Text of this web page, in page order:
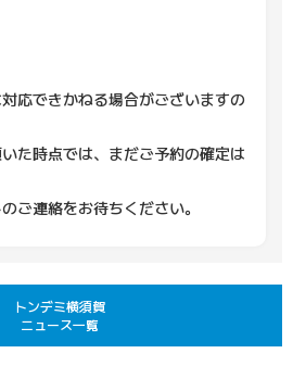
応できかねる場合がございますの
た時点では、まだご予約の確定は
ご連絡をお待ちください。
トンデミ横須賀
ニュース一覧